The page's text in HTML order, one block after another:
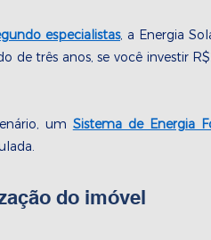
especialistas, a Energia
de três anos, se você investir
um Sistema de Energia
do imóvel